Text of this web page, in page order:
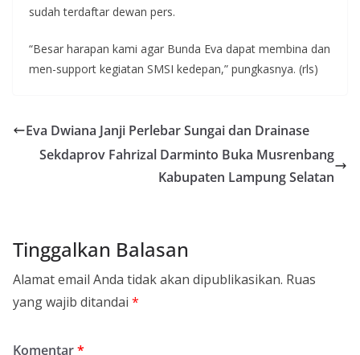
sudah terdaftar dewan pers.
“Besar harapan kami agar Bunda Eva dapat membina dan
men-support kegiatan SMSI kedepan,” pungkasnya. (rls)
Eva Dwiana Janji Perlebar Sungai dan Drainase
Sekdaprov Fahrizal Darminto Buka Musrenbang
Kabupaten Lampung Selatan
Tinggalkan Balasan
Alamat email Anda tidak akan dipublikasikan. Ruas
yang wajib ditandai *
Komentar*